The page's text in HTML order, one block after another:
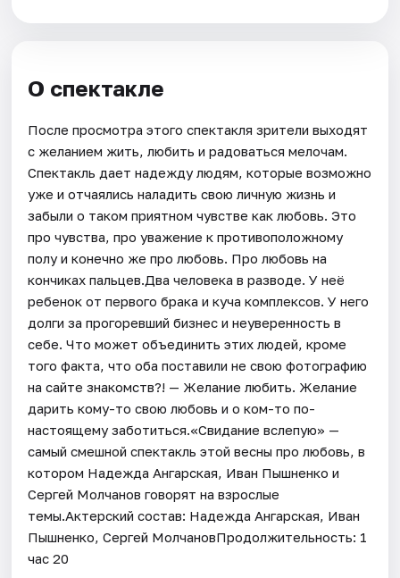
О спектакле
После просмотра этого спектакля зрители выходят
с желанием жить, любить и радоваться мелочам.
Спектакль дает надежду людям, которые возможно
уже и отчаялись наладить свою личную жизнь и
забыли о таком приятном чувстве как любовь. Это
про чувства, про уважение к противоположному
полу и конечно же про любовь. Про любовь на
кончиках пальцев.Два человека в разводе. У неё
ребенок от первого брака и куча комплексов. У него
долги за прогоревший бизнес и неуверенность в
себе. Что может объединить этих людей, кроме
того факта, что оба поставили не свою фотографию
на сайте знакомств?! — Желание любить. Желание
дарить кому-то свою любовь и о ком-то по-
настоящему заботиться.«Свидание вслепую» —
самый смешной спектакль этой весны про любовь, в
котором Надежда Ангарская, Иван Пышненко и
Сергей Молчанов говорят на взрослые
темы.Актерский состав: Надежда Ангарская, Иван
Пышненко, Сергей МолчановПродолжительность: 1
час 20